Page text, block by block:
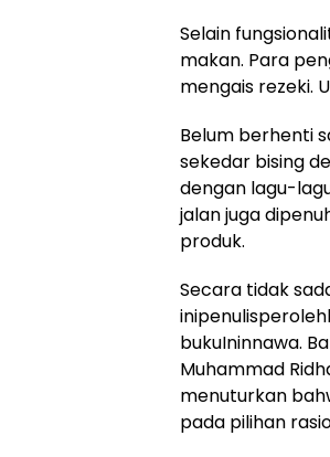
Selain
makan. Para
mengais rezeki.
Belum berhenti
sekedar bising
dengan lagu-
jalan juga
produk.
Secara tidak
bukuIninnawa.
Muhammad
menuturkan
pada pilihan